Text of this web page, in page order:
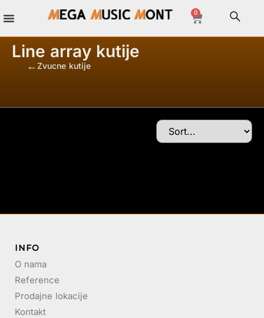
0
Line array kutije
Zvucne kutije
INFO
O nama
Reference
Prodajne lokacije
Kontakt